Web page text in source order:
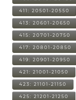
411: 20501-20550
413: 20601-20650
415: 20701-20750
417: 20801-20850
419: 20901-20950
421: 21001-21050
423: 21101-21150
425: 21201-21250